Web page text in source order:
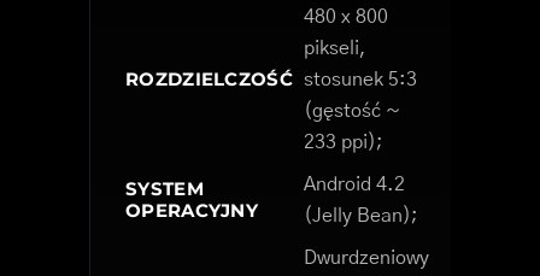
ROZDZIELCZOŚĆ
480 x 800
pikseli,
stosunek 5:3
(gęstość ~
233 ppi);
SYSTEM
OPERACYJNY
Android 4.2
(Jelly Bean);
Dwurdzeniowy